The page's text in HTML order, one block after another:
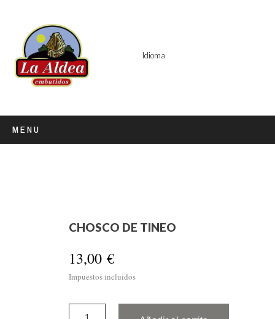
Idioma
MENU
CHOSCO DE TINEO
13,00 €
Impuestos incluidos